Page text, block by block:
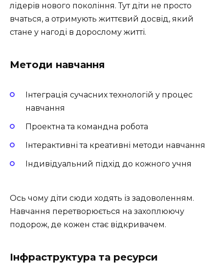
лідерів нового покоління. Тут діти не просто
вчаться, а отримують життєвий досвід, який
стане у нагоді в дорослому житті.
Методи навчання
Інтеграція сучасних технологій у процес
навчання
Проектна та командна робота
Інтерактивні та креативні методи навчання
Індивідуальний підхід до кожного учня
Ось чому діти сюди ходять із задоволенням.
Навчання перетворюється на захоплюючу
подорож, де кожен стає відкривачем.
Інфраструктура та ресурси